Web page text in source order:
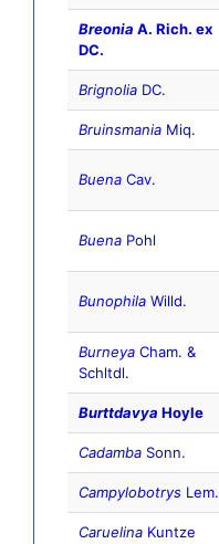
Breonia A. Rich. ex
DC.
Brignolia DC.
Bruinsmania Miq.
Buena Cav.
Buena Pohl
Bunophila Willd.
Burneya Cham. &
Schltdl.
Burttdavya Hoyle
Cadamba Sonn.
Campylobotrys Lem.
Caruelina Kuntze